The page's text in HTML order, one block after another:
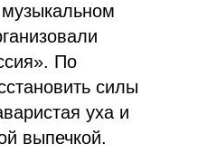
По
силы
уха и
выпечкой.